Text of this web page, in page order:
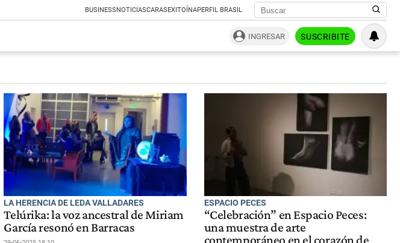
BUSINESSNOTICIASCARASEXITOÍNAPERFIL BRASIL
INGRESAR SUSCRIBITE
LA HERENCIA DE LEDA VALLADARES
Telúrika: la voz ancestral de Miriam
García resonó en Barracas
ESPACIO PECES
“Celebración” en Espacio Peces:
una muestra de arte
contemporáneo en el corazón de